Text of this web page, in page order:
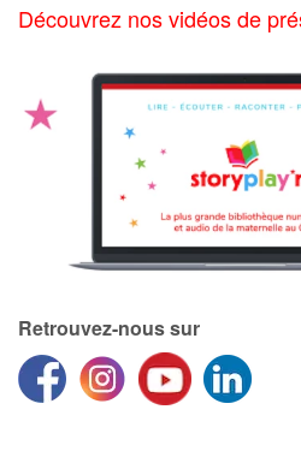
Vidéos & Tutoriaux
Rencontres et témoignages
Découvrez nos vidéos de
Retrouvez-nous sur